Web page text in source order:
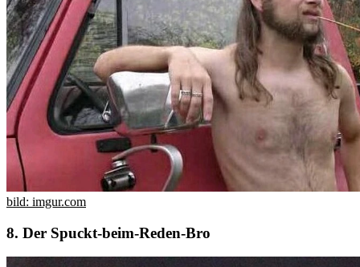
bild: imgur.com
8. Der Spuckt-beim-Reden-Bro